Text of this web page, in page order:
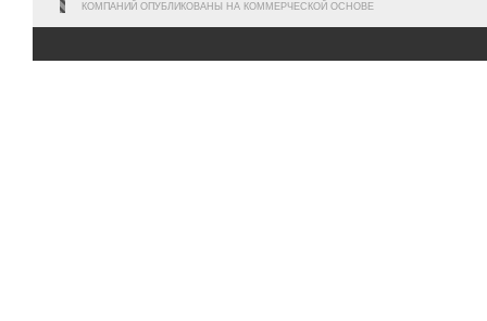
КОМПАНИЙ ОПУБЛИКОВАНЫ НА КОММЕРЧЕСКОЙ ОСНОВЕ